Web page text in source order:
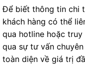
Để biết thông tin chi
khách hàng có thể
qua hotline hoặc
qua sự tư vấn
toàn diện về giá trị